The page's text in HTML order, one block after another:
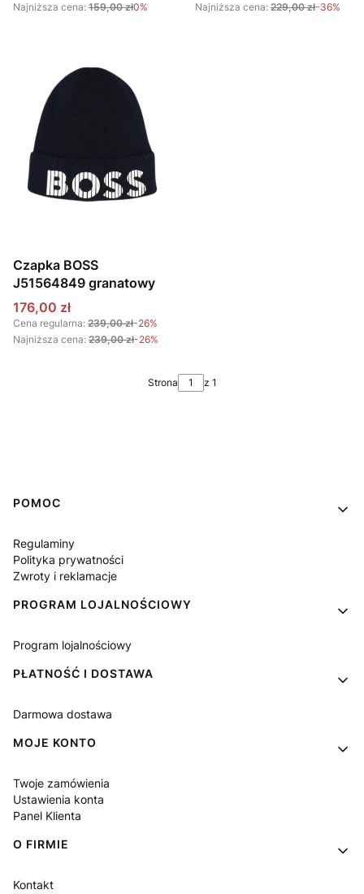
Najniższa cena: 159,00 zł0%
Najniższa cena: 229,00 zł-36%
Czapka BOSS
J51564849 granatowy
Cena promocyjna
176,00 zł
Cena regularna: 239,00 zł-26%
Najniższa cena: 239,00 zł-26%
Strona z 1
Linki w stopce
POMOC
Regulaminy
Polityka prywatności
Zwroty i reklamacje
PROGRAM LOJALNOŚCIOWY
Program lojalnościowy
PŁATNOŚĆ I DOSTAWA
Darmowa dostawa
MOJE KONTO
Twoje zamówienia
Ustawienia konta
Panel Klienta
O FIRMIE
Kontakt